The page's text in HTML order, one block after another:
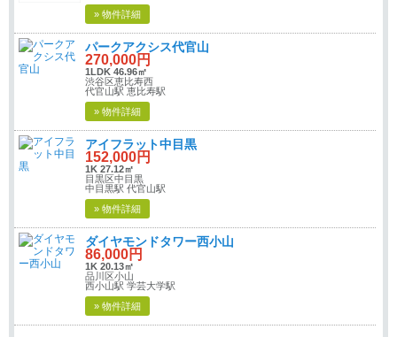
» 物件詳細
パークアクシス代官山
270,000円
1LDK 46.96㎡
渋谷区恵比寿西
代官山駅 恵比寿駅
» 物件詳細
アイフラット中目黒
152,000円
1K 27.12㎡
目黒区中目黒
中目黒駅 代官山駅
» 物件詳細
ダイヤモンドタワー西小山
86,000円
1K 20.13㎡
品川区小山
西小山駅 学芸大学駅
» 物件詳細